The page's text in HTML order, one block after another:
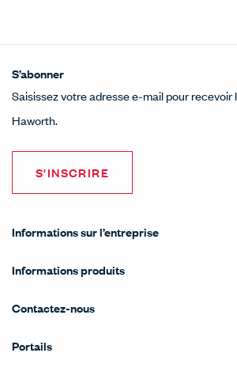
S’abonner
Saisissez votre adresse e-mail pour
Haworth.
S'INSCRIRE
Informations sur l’entreprise
Informations produits
Contactez-nous
Portails